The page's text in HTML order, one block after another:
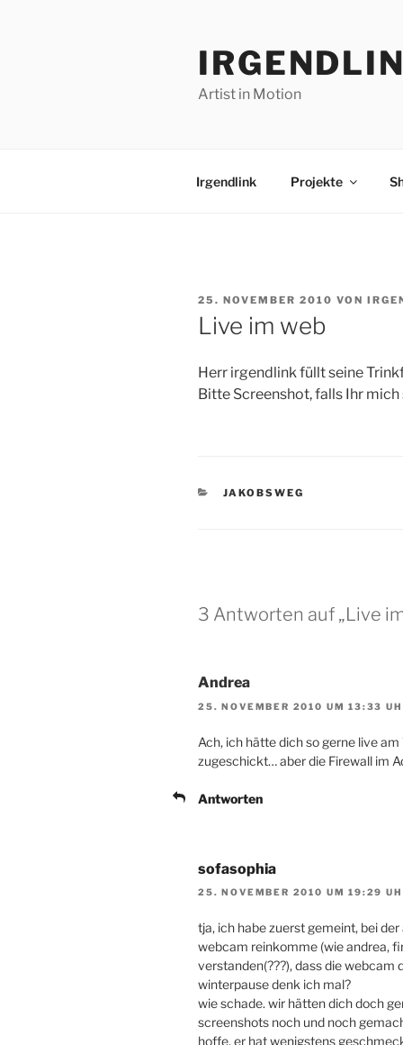
Artist in Motion
Irgendlink Projekte
VERÖFFENTLICHT
AM
25. NOVEMBER 2010 VON
Live im web
Herr irgendlink füllt seine
Bitte Screenshot, falls Ihr mich
KATEGORIEN
JAKOBSWEG
3 Antworten auf „Live
Andrea
25. NOVEMBER 2010 UM 13:33
Ach, ich hätte dich so gerne live
zugeschickt… aber die Firewall im
Antworten
sofasophia
25. NOVEMBER 2010 UM 19:29
tja, ich habe zuerst gemeint, bei
webcam reinkomme (wie andrea,
verstanden(???), dass die
winterpause denk ich mal?
wie schade. wir hätten dich doch
screenshots noch und noch
hoffe, er hat wenigstens